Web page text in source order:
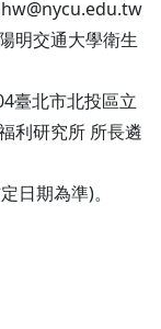
明交通大學衛生
臺北市北投區立
利研究所 所長遴
日期為準)。